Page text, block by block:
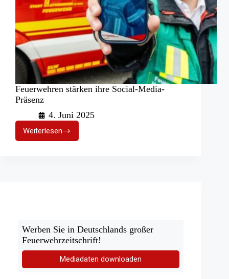
Feuerwehren stärken ihre Social-Media-
Präsenz
4. Juni 2025
WeiterlesenFeuerwehren
stärken
Werben Sie in Deutschlands großer
Feuerwehrzeitschrift!
Mediadaten downloaden